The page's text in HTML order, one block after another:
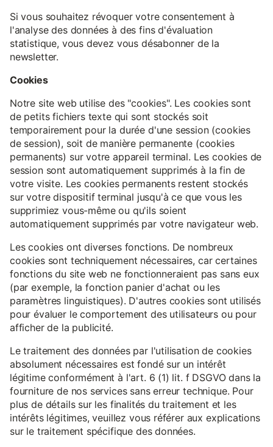
Si vous souhaitez révoquer votre consentement à
l'analyse des données à des fins d'évaluation
statistique, vous devez vous désabonner de la
newsletter.
Cookies
Notre site web utilise des "cookies". Les cookies sont
de petits fichiers texte qui sont stockés soit
temporairement pour la durée d'une session (cookies
de session), soit de manière permanente (cookies
permanents) sur votre appareil terminal. Les cookies de
session sont automatiquement supprimés à la fin de
votre visite. Les cookies permanents restent stockés
sur votre dispositif terminal jusqu'à ce que vous les
supprimiez vous-même ou qu'ils soient
automatiquement supprimés par votre navigateur web.
Les cookies ont diverses fonctions. De nombreux
cookies sont techniquement nécessaires, car certaines
fonctions du site web ne fonctionneraient pas sans eux
(par exemple, la fonction panier d'achat ou les
paramètres linguistiques). D'autres cookies sont utilisés
pour évaluer le comportement des utilisateurs ou pour
afficher de la publicité.
Le traitement des données par l'utilisation de cookies
absolument nécessaires est fondé sur un intérêt
légitime conformément à l'art. 6 (1) lit. f DSGVO dans la
fourniture de nos services sans erreur technique. Pour
plus de détails sur les finalités du traitement et les
intérêts légitimes, veuillez vous référer aux explications
sur le traitement spécifique des données.